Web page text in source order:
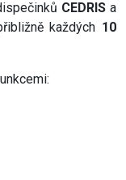
CEDRIS a
každých 10